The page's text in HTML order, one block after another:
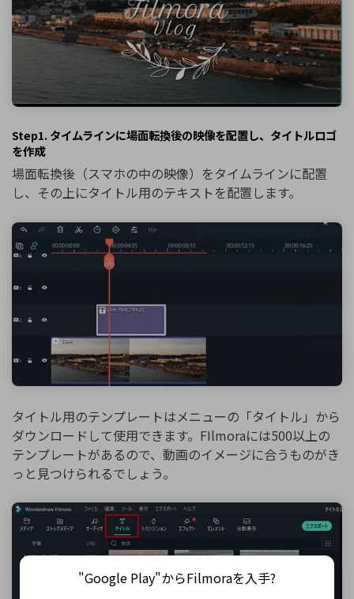
Step1. タイムラインに場面転換後の映像を配置し、タイトルロゴ
を作成
場面転換後（スマホの中の映像）をタイムラインに配置
し、その上にタイトル用のテキストを配置します。
タイトル用のテンプレートはメニューの「タイトル」から
ダウンロードして使用できます。FIlmoraには500以上の
テンプレートがあるので、動画のイメージに合うものがき
っと見つけられるでしょう。
"Google Play"からFilmoraを入手?